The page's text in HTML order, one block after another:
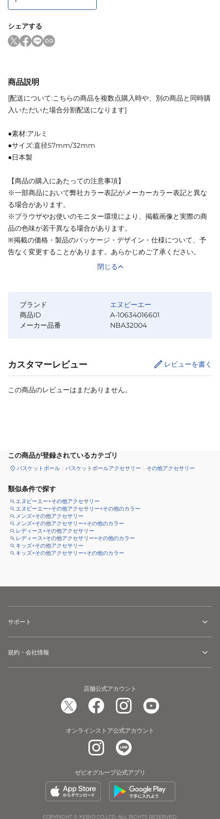
シェアする
商品説明
[配送について:こちらの商品を複数点購入時や、別の商品と同時購
入いただいた場合分割配送になります]
●素材:アルミ
●サイズ:直径57mm/32mm
●日本製
【商品の購入にあたっての注意事項】
※一部商品において弊社カラー表記がメーカーカラー表記と異な
る場合があります。
※ブラウザやお使いのモニター環境により、掲載画像と実際の商
品の色味が若干異なる場合があります。
※掲載の価格・製品のパッケージ・デザイン・仕様について、予
告なく変更することがあります。あらかじめご了承ください。
閉じる
ブランド
エヌビーエー
商品ID
A-10634016601
メーカー品番
NBA32004
カスタマーレビュー レビューを書く
この商品のレビューはまだありません。
この商品が登録されているカテゴリ
バスケットボール バスケットボールアクセサリー その他アクセサリー
類似条件で探す
エヌビーエー×その他アクセサリー
エヌビーエー×その他アクセサリー×その他のカラー
メンズ×その他アクセサリー
メンズ×その他アクセサリー×その他のカラー
レディース×その他アクセサリー
レディース×その他アクセサリー×その他のカラー
キッズ×その他アクセサリー
キッズ×その他アクセサリー×その他のカラー
サポート
規約・会社情報
店舗公式アカウント
オンラインストア公式アカウント
ゼビオグループ公式アプリ
COPYRIGHT © XEBIO CO.,LTD. ALL RIGHTS RESERVED.